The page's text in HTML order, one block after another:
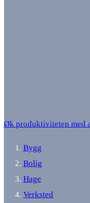
Øk produktiviteten med
Bygg
Bolig
Hage
Verksted